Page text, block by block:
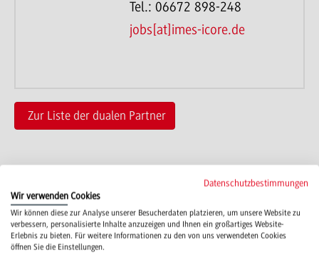
Tel.: 06672 898-248
jobs[at]imes-icore.de
Zur Liste der dualen Partner
Campus
Mosbach
Datenschutzbestimmungen
Wir verwenden Cookies
Wir können diese zur Analyse unserer Besucherdaten platzieren, um unsere Website zu
verbessern, personalisierte Inhalte anzuzeigen und Ihnen ein großartiges Website-
Erlebnis zu bieten. Für weitere Informationen zu den von uns verwendeten Cookies
öffnen Sie die Einstellungen.